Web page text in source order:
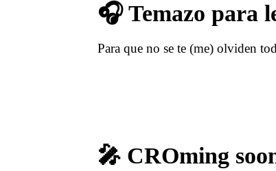
🎧 Temazo para
Para que no se te (me) olviden
🎤 CROming